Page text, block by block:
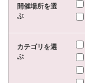
開催場所を選
ぶ
カテゴリを選
ぶ